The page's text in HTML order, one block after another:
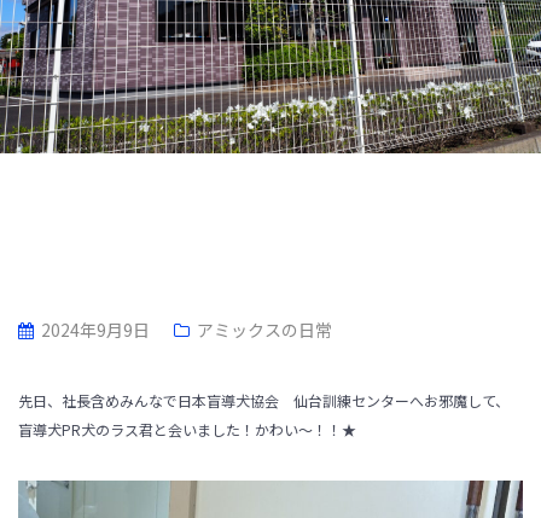
2024年9月9日 アミックスの日常
先日、社長含めみんなで日本盲導犬協会 仙台訓練センターへお邪魔して、
盲導犬PR犬のラス君と会いました！かわい～！！★